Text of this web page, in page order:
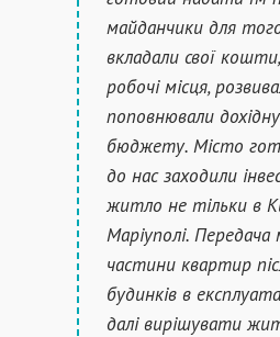
майданчики для
вкладали свої
робочі місця,
поповнювали
бюджету. Місто
до нас заходили
житло не тільки в
Маріуполі. Передача
частини квартир
будинків в
далі вирішувати